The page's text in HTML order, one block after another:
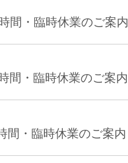
間・臨時休業のご案内
間・臨時休業のご案内
間・臨時休業のご案内